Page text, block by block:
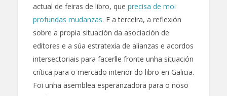
actual de feiras de libro, que precisa de moi
profundas mudanzas. E a terceira, a reflexión
sobre a propia situación da asociación de
editores e a súa estratexia de alianzas e acordos
intersectoriais para facerlle fronte unha situación
crítica para o mercado interior do libro en Galicia.
Foi unha asemblea esperanzadora para o noso